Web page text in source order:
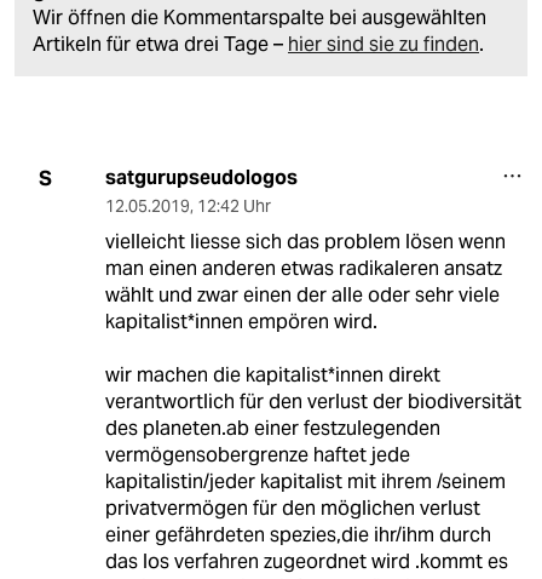
Wir öffnen die Kommentarspalte bei ausgewählten
Artikeln für etwa drei Tage – hier sind sie zu finden.
S satgurupseudologos
12.05.2019, 12:42 Uhr
vielleicht liesse sich das problem lösen wenn
man einen anderen etwas radikaleren ansatz
wählt und zwar einen der alle oder sehr viele
kapitalist*innen empören wird.
wir machen die kapitalist*innen direkt
verantwortlich für den verlust der biodiversität
des planeten.ab einer festzulegenden
vermögensobergrenze haftet jede
kapitalistin/jeder kapitalist mit ihrem /seinem
privatvermögen für den möglichen verlust
einer gefährdeten spezies,die ihr/ihm durch
das los verfahren zugeordnet wird .kommt es